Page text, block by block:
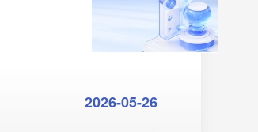
2026-05-26